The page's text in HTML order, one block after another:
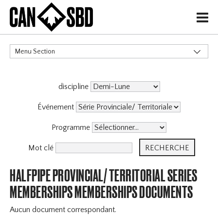
H
Menu Section
discipline
Événement
Programme
Mot clé
HALFPIPE PROVINCIAL/ TERRITORIAL SERIES
MEMBERSHIPS MEMBERSHIPS DOCUMENTS
Aucun document correspondant.